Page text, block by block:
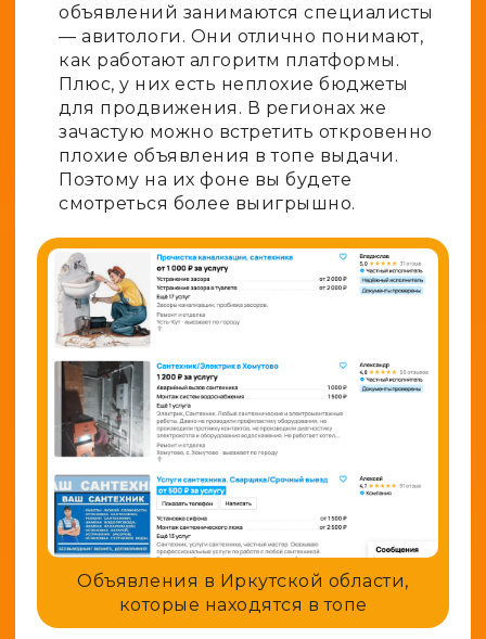
объявлений занимаются специалисты
— авитологи. Они отлично понимают,
как работают алгоритм платформы.
Плюс, у них есть неплохие бюджеты
для продвижения. В регионах же
зачастую можно встретить откровенно
плохие объявления в топе выдачи.
Поэтому на их фоне вы будете
смотреться более выигрышно.
Объявления в Иркутской области,
которые находятся в топе